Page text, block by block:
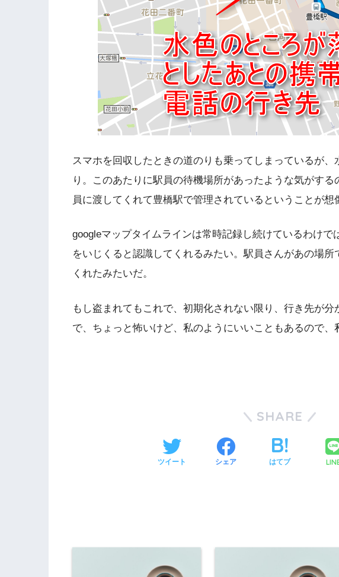
スマホを回収したときの道のりも乗ってしまっているが
り。このあたりに駅員の待機場所があったような気がす
員に渡してくれて豊橋駅で管理されているということが想
googleマップタイムラインは常時記録し続けているわけで
をいじくると認識してくれるみたい。駅員さんがあの場
くれたみたいだ。
もし盗まれてもこれで、初期化されない限り、行き先が分
で、ちょっと怖いけど、私のようにいいこともあるので、
SHARE
ツイート シェア はてブ